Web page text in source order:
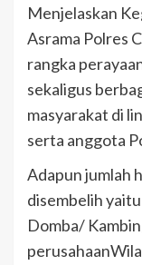
Menjelaskan
Asrama Polres
rangka
sekaligus
masyarakat di
serta anggota
Adapun jumlah
disembelih
Domba/